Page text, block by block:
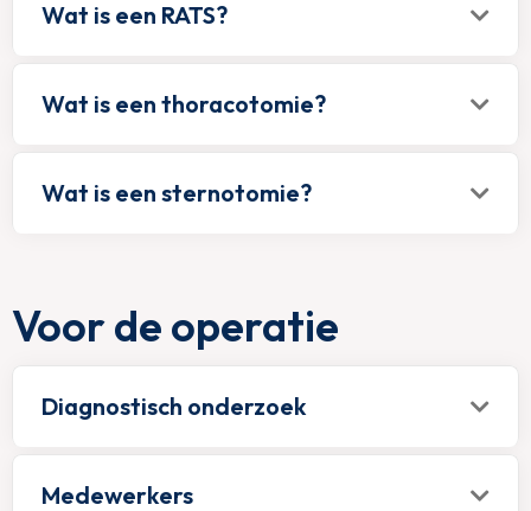
Wat is een RATS?
Wat is een thoracotomie?
Wat is een sternotomie?
Voor de operatie
Diagnostisch onderzoek
Medewerkers